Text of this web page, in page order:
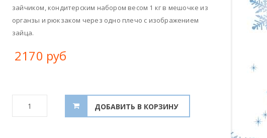
зайчиком, кондитерским набором весом 1 кг в мешочке из
органзы и рюкзаком через одно плечо с изображением
зайца.
2170 руб